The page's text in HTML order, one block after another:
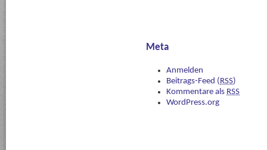
Meta
Anmelden
Beitrags-Feed ( RSS)
Kommentare als RSS
WordPress.org